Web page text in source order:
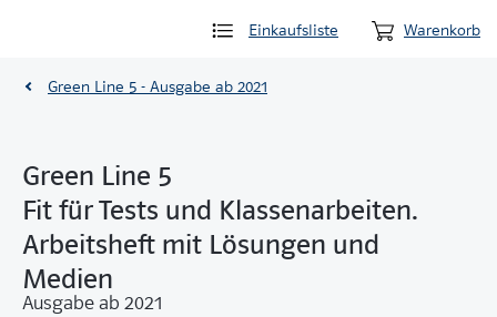
Einkaufsliste Warenkorb
Green Line 5 - Ausgabe ab 2021
Green Line 5
Fit für Tests und Klassenarbeiten.
Arbeitsheft mit Lösungen und
Medien
Ausgabe ab 2021